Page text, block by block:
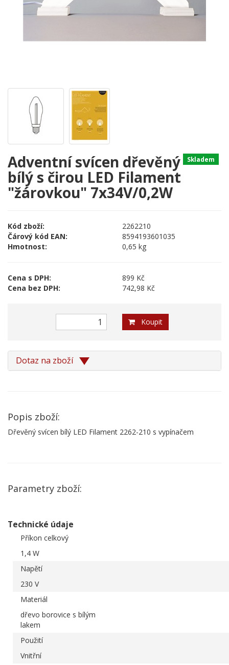
Skladem
Adventní svícen dřevěný
bílý s čirou LED Filament
"žárovkou" 7x34V/0,2W
Kód zboží:
2262210
Čárový kód EAN:
8594193601035
Hmotnost:
0,65 kg
Cena s DPH:
899 Kč
Cena bez DPH:
742,98 Kč
Koupit
Dotaz na zboží
Popis zboží:
Dřevěný svícen bílý LED Filament 2262-210 s vypínačem
Parametry zboží:
Technické údaje
Příkon celkový
1,4 W
Napětí
230 V
Materiál
dřevo borovice s bílým
lakem
Použití
Vnitřní